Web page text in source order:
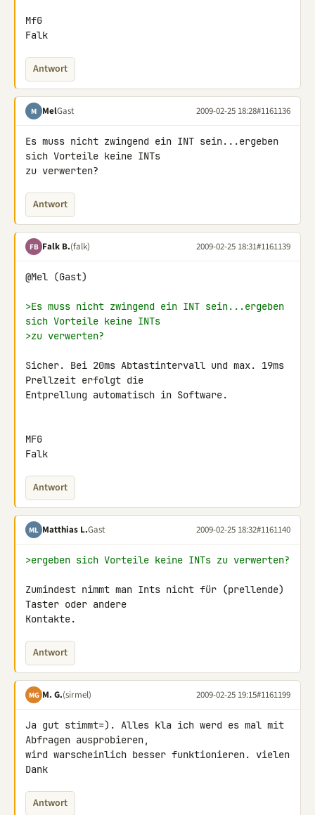
MfG
Falk
Antwort
M MelGast 2009-02-25 18:28#1161136
Es muss nicht zwingend ein INT sein...ergeben
sich Vorteile keine INTs
zu verwerten?
Antwort
FB Falk B.(falk) 2009-02-25 18:31#1161139
@Mel (Gast)
>Es muss nicht zwingend ein INT sein...ergeben
sich Vorteile keine INTs
>zu verwerten?
Sicher. Bei 20ms Abtastintervall und max. 19ms
Prellzeit erfolgt die
Entprellung automatisch in Software.
MFG
Falk
Antwort
ML Matthias L.Gast 2009-02-25 18:32#1161140
>ergeben sich Vorteile keine INTs zu verwerten?
Zumindest nimmt man Ints nicht für (prellende)
Taster oder andere
Kontakte.
Antwort
MG M. G.(sirmel) 2009-02-25 19:15#1161199
Ja gut stimmt=). Alles kla ich werd es mal mit
Abfragen ausprobieren,
wird warscheinlich besser funktionieren. vielen
Dank
Antwort